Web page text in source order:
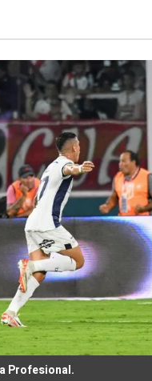
Profesional.